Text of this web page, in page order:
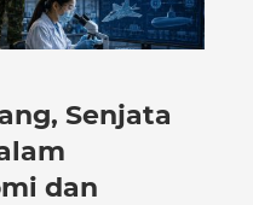
Senjata
dan